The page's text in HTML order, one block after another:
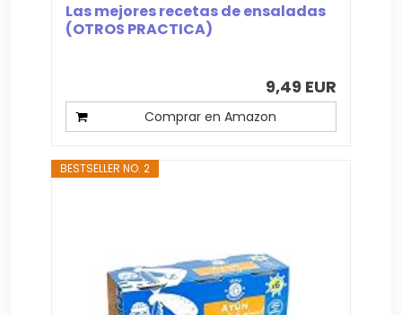
Las mejores recetas de ensaladas
(OTROS PRACTICA)
9,49 EUR
Comprar en Amazon
BESTSELLER NO. 2